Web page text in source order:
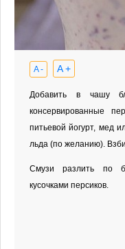
A - A +
Добавить в чашу
консервированные
питьевой йогурт, мед
льда (по желанию).
Смузи разлить по
кусочками персиков.